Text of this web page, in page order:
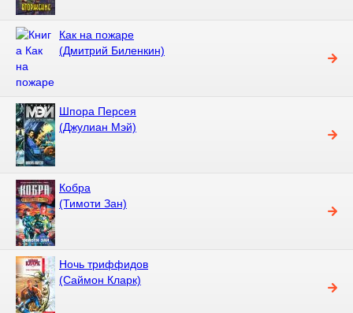
Как на пожаре
(Дмитрий Биленкин)
Шпора Персея
(Джулиан Мэй)
Кобра
(Тимоти Зан)
Ночь триффидов
(Саймон Кларк)